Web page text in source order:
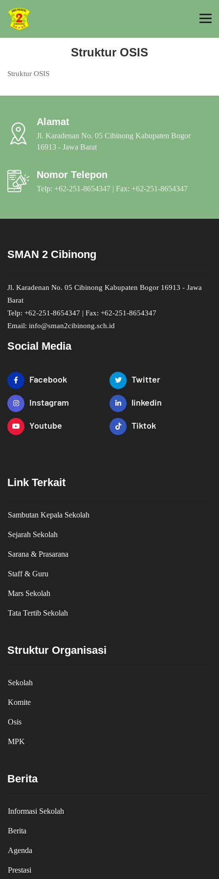
Struktur OSIS
Struktur OSIS
Alamat
Jl. Karadenan No. 05 Cibinong Kabupaten Bogor
16913 - Jawa Barat
Nomor Telepon
Telp: +62-251-8654347 | Fax: +62-251-8654347
SMAN 2 Cibinong
Jl. Karadenan No. 05 Cibinong Kabupaten Bogor 16913 - Jawa
Barat
Telp: +62-251-8654347 | Fax: +62-251-8654347
Email: info@sman2cibinong.sch.id
Social Media
Facebook Twitter
Instagram linkedin
Youtube Tiktok
Link Terkait
Sambutan Kepala Sekolah
Sejarah Sekolah
Sarana & Prasarana
Staff & Guru
Mars Sekolah
Tata Tertib Sekolah
Struktur Organisasi
Sekolah
Komite
Osis
MPK
Berita
Informasi Sekolah
Berita
Agenda
Prestasi